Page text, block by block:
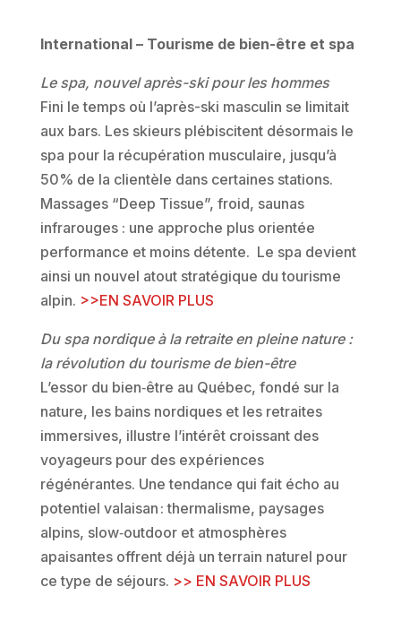
International – Tourisme de bien-être et spa
Le spa, nouvel après-ski pour les hommes
Fini le temps où l’après-ski masculin se limitait
aux bars. Les skieurs plébiscitent désormais le
spa pour la récupération musculaire, jusqu’à
50% de la clientèle dans certaines stations.
Massages “Deep Tissue”, froid, saunas
infrarouges : une approche plus orientée
performance et moins détente. Le spa devient
ainsi un nouvel atout stratégique du tourisme
alpin. >>EN SAVOIR PLUS
Du spa nordique à la retraite en pleine nature :
la révolution du tourisme de bien-être
L’essor du bien‑être au Québec, fondé sur la
nature, les bains nordiques et les retraites
immersives, illustre l’intérêt croissant des
voyageurs pour des expériences
régénérantes. Une tendance qui fait écho au
potentiel valaisan : thermalisme, paysages
alpins, slow‑outdoor et atmosphères
apaisantes offrent déjà un terrain naturel pour
ce type de séjours. >> EN SAVOIR PLUS